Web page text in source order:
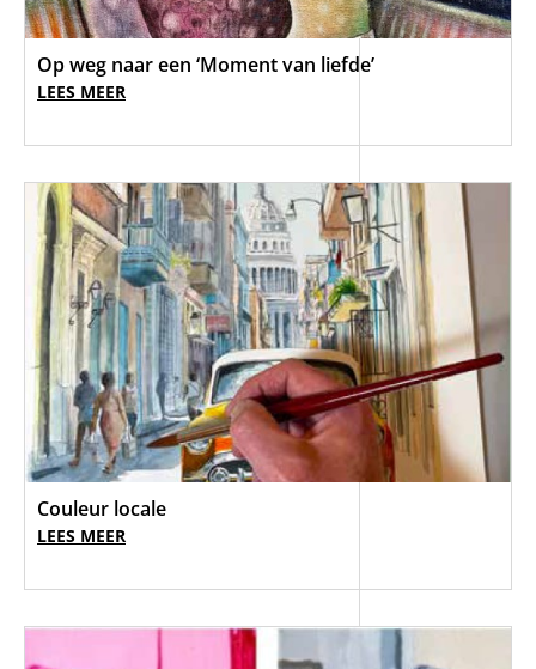
Op weg naar een ‘Moment van liefde’
LEES MEER
Couleur locale
LEES MEER